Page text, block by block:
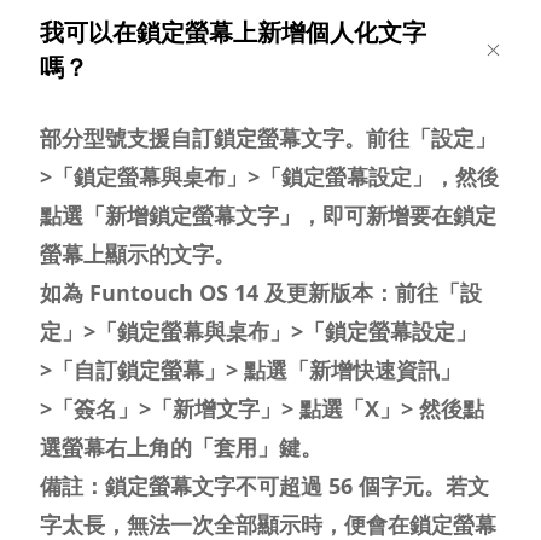
Select Location
我可以在鎖定螢幕上新增個人化文字
嗎？
部分型號支援自訂鎖定螢幕文字。前往「設定」
>「鎖定螢幕與桌布」>「鎖定螢幕設定」，然後
點選「新增鎖定螢幕文字」，即可新增要在鎖定
螢幕上顯示的文字。
如為 Funtouch OS 14 及更新版本：前往「設
定」>「鎖定螢幕與桌布」>「鎖定螢幕設定」
>「自訂鎖定螢幕」> 點選「新增快速資訊」
>「簽名」>「新增文字」> 點選「X」> 然後點
選螢幕右上角的「套用」鍵。
備註：鎖定螢幕文字不可超過 56 個字元。若文
字太長，無法一次全部顯示時，便會在鎖定螢幕